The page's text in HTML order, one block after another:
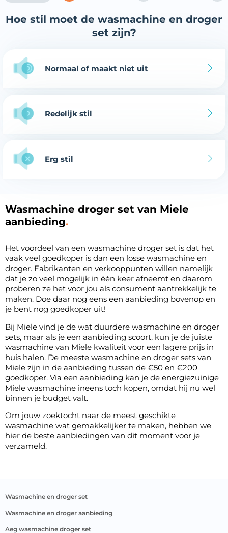
Hoe stil moet de wasmachine en droger
set zijn?
Normaal of maakt niet uit
Redelijk stil
Erg stil
Wasmachine droger set van Miele
aanbieding
Het voordeel van een wasmachine droger set is dat het
vaak veel goedkoper is dan een losse wasmachine en
droger. Fabrikanten en verkooppunten willen namelijk
dat je zo veel mogelijk in één keer afneemt en daarom
proberen ze het voor jou als consument aantrekkelijk te
maken. Doe daar nog eens een aanbieding bovenop en
je bent nog goedkoper uit!
Bij Miele vind je de wat duurdere wasmachine en droger
sets, maar als je een aanbieding scoort, kun je de juiste
wasmachine van Miele kwaliteit voor een lagere prijs in
huis halen. De meeste wasmachine en droger sets van
Miele zijn in de aanbieding tussen de €50 en €200
goedkoper. Via een aanbieding kan je de energiezuinige
Miele wasmachine ineens toch kopen, omdat hij nu wel
binnen je budget valt.
Om jouw zoektocht naar de meest geschikte
wasmachine wat gemakkelijker te maken, hebben we
hier de beste aanbiedingen van dit moment voor je
verzameld.
wasmachine en droger set
wasmachine en droger aanbieding
aeg wasmachine droger set